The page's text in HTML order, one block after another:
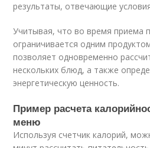
результаты, отвечающие
Учитывая, что во время приема
ограничивается одним
позволяет одновременно
нескольких блюд, а также
энергетическую ценность.
Пример расчета
меню
Используя счетчик калорий,